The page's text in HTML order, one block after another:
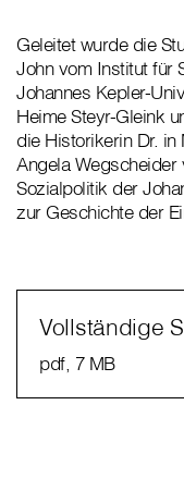
Geleitet wurde die
John vom Institut für
Johannes Kepler-
Heime Steyr-Gleink
die Historikerin Dr.
Angela
Sozialpolitik der
zur Geschichte der
Vollständige
pdf, 7 MB